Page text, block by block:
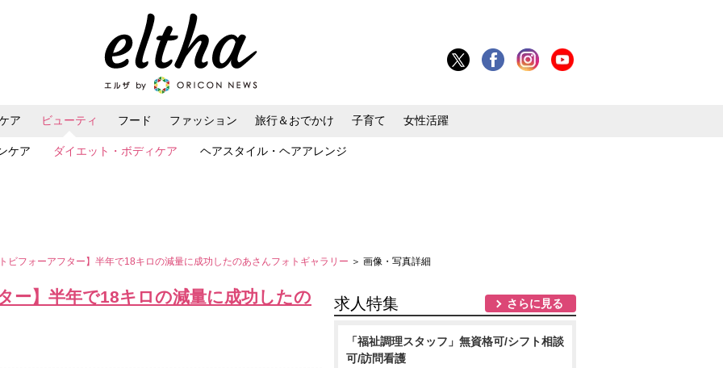
ア ビューティ
ケア ダイエット・ボディケア ヘアスタイル・ヘアアレンジ
フード ファッション 旅行＆おでかけ 子育て 女性活躍
ビフォーアフター】半年で18キロの減量に成功したのあさんフォトギャラリー ＞ 画像・写真詳細
ー】半年で18キロの減量に成功したの 求人特集 さらに見る
「福祉調理スタッフ」無資格可/シフト相談
可/訪問看護